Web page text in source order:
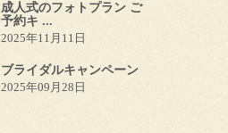
成人式のフォトプラン ご
予約キ ...
2025年11月11日
ブライダルキャンペーン
2025年09月28日